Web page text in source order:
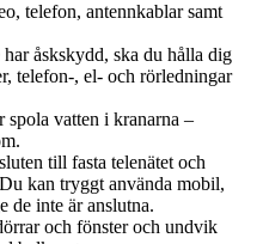
telefon, antennkablar samt
åskskydd, ska du hålla dig
telefon-, el- och rörledningar
spola vatten i kranarna –
till fasta telenätet och
kan tryggt använda mobil,
de inte är anslutna.
och fönster och undvik